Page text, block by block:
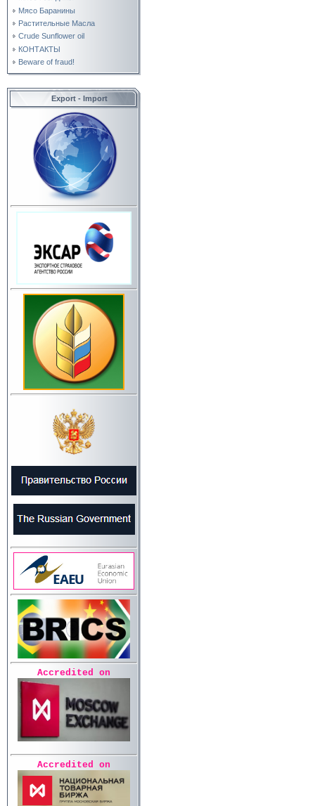
Мясо Баранины
Растительные Масла
Crude Sunflower oil
КОНТАКТЫ
Beware of fraud!
Export - Import
Accredited on
Accredited on